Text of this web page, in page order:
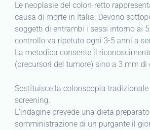
Le neoplasie del colon-retto
causa di morte in Italia. Devono
soggetti di entrambi i sessi intorno ai
controllo va ripetuto ogni 3-5 anni a
La metodica consente il
(precursori del tumore) sino a 3 mm di
Sostituisce la colonscopia
screening.
L’indagine prevede una dieta
somministrazione di un purgante il